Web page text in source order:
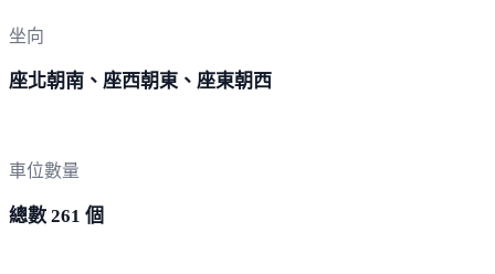
坐向
座北朝南、座西朝東、座東朝西
車位數量
總數 261 個